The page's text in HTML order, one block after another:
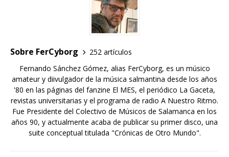
Sobre FerCyborg
252 artículos
Fernando Sánchez Gómez, alias FerCyborg, es un músico
amateur y diivulgador de la música salmantina desde los años
'80 en las páginas del fanzine El MES, el periódico La Gaceta,
revistas universitarias y el programa de radio A Nuestro Ritmo.
Fue Presidente del Colectivo de Músicos de Salamanca en los
años 90, y actualmente acaba de publicar su primer disco, una
suite conceptual titulada "Crónicas de Otro Mundo".